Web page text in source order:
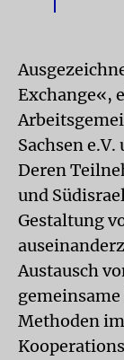
Exchange«,
Sachsen
Deren
und
Gestaltung
Austausch
Methoden